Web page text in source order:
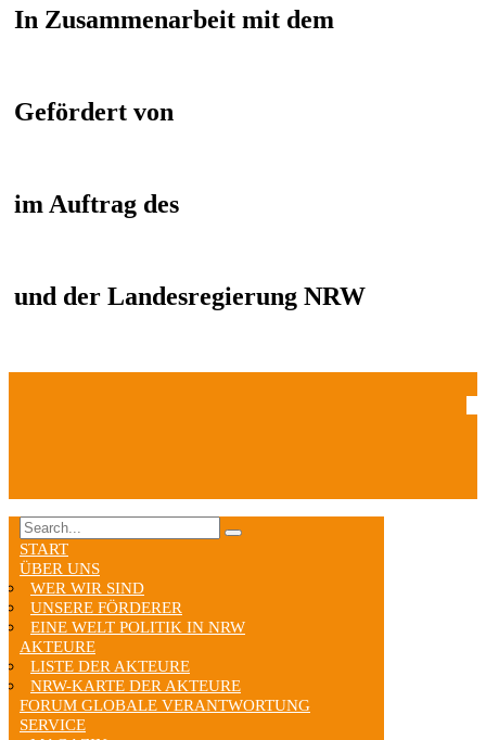
In Zusammenarbeit mit dem
Gefördert von
im Auftrag des
und der Landesregierung NRW
START
ÜBER UNS
WER WIR SIND
UNSERE FÖRDERER
EINE WELT POLITIK IN NRW
AKTEURE
LISTE DER AKTEURE
NRW-KARTE DER AKTEURE
FORUM GLOBALE VERANTWORTUNG
SERVICE